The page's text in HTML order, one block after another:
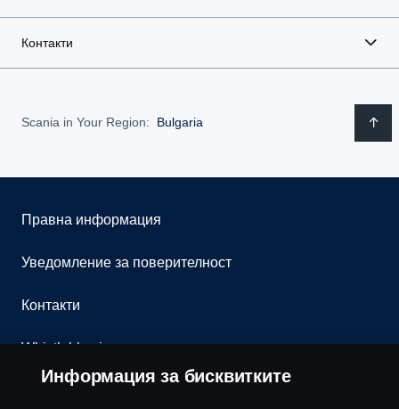
Контакти
Scania in Your Region: Bulgaria
Правна информация
Уведомление за поверителност
Контакти
Whistleblowing
Бюлетин
Информация за бисквитките